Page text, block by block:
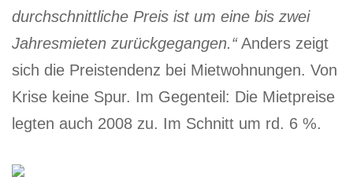
durchschnittliche Preis ist um eine bis zwei
Jahresmieten zurückgegangen.“Anders zeigt
sich die Preistendenz bei Mietwohnungen. Von
Krise keine Spur. Im Gegenteil: Die Mietpreise
legten auch 2008 zu. Im Schnitt um rd. 6 %.